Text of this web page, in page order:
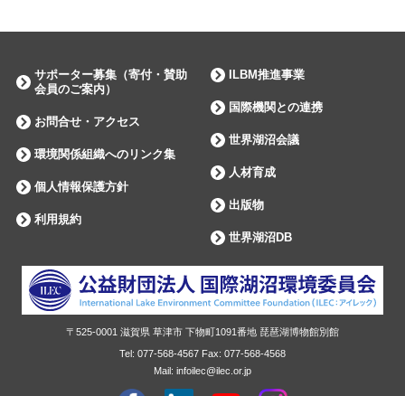
ILBM推進事業
国際機関との連携
世界湖沼会議
人材育成
出版物
世界湖沼DB
サポーター募集（寄付・賛助
会員のご案内）
お問合せ・アクセス
環境関係組織へのリンク集
個人情報保護方針
利用規約
〒525-0001 滋賀県 草津市 下物町1091番地 琵琶湖博物館別館
Tel: 077-568-4567 Fax: 077-568-4568
Mail: infoilec@ilec.or.jp